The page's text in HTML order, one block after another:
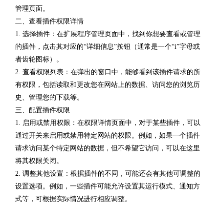
管理页面。
二、查看插件权限详情
1. 选择插件：在扩展程序管理页面中，找到你想要查看或管理
的插件，点击其对应的“详细信息”按钮（通常是一个“i”字母或
者齿轮图标）。
2. 查看权限列表：在弹出的窗口中，能够看到该插件请求的所
有权限，包括读取和更改您在网站上的数据、访问您的浏览历
史、管理您的下载等。
三、配置插件权限
1. 启用或禁用权限：在权限详情页面中，对于某些插件，可以
通过开关来启用或禁用特定网站的权限。例如，如果一个插件
请求访问某个特定网站的数据，但不希望它访问，可以在这里
将其权限关闭。
2. 调整其他设置：根据插件的不同，可能还会有其他可调整的
设置选项。例如，一些插件可能允许设置其运行模式、通知方
式等，可根据实际情况进行相应调整。